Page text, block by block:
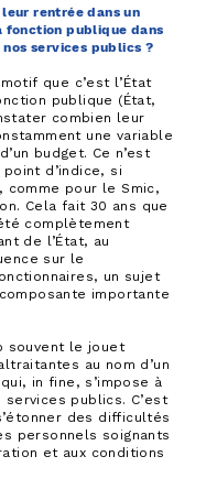
rentrée dans un
publique dans
services publics ?
que c’est l’État
publique (État,
combien leur
une variable
budget. Ce n’est
d’indice, si
pour le Smic,
Cela fait 30 ans que
complètement
de l’État, au
sur le
un sujet
importante
souvent le jouet
au nom d’un
in fine, s’impose à
publics. C’est
des difficultés
personnels soignants
et aux conditions